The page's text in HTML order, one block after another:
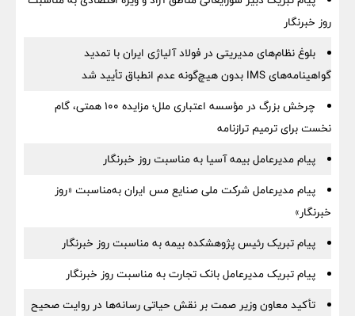
روز خبرنگار
بلوغ نظام‌های مدیریتی در فولاد آلیاژی ایران با تمدید
گواهینامه‌های IMS بدون هیچ‌گونه عدم انطباق تأیید شد
چرخش بزرگ در مؤسسه اعتباری ملل؛ مزایده ۱۰۰ همتی، گام
نخست برای ترمیم ترازنامه
پیام مدیرعامل بیمه آسیا به مناسبت روز خبرنگار
پیام مدیرعامل شرکت ملی صنایع مس ایران به‌مناسبت «روز
خبرنگار»
پیام تبریک رئیس پژوهشکده بیمه به مناسبت روز خبرنگار
پیام تبریک مدیرعامل بانک تجارت به مناسبت روز خبرنگار
تأکید معاون وزیر صمت بر نقش حیاتی رسانه‌ها در روایت صحیح